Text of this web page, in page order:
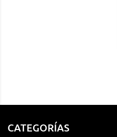
CATEGORÍAS